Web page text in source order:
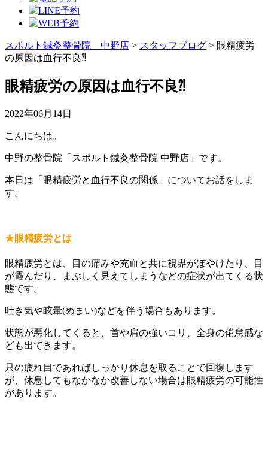
スポルト鍼灸整骨院 中野店 > スタッフブログ > 眼精疲労
の原因は血行不良⁈
眼精疲労の原因は血行不良⁈
2022年06月14日
こんにちは。
中野の整骨院「スポルト鍼灸整骨院 中野店」です。
本日は「眼精疲労と血行不良の関係」についてお話をしま
す。
★眼精疲労とは
眼精疲労とは、目の痛みや充血と共に視界がぼやけたり、目
が霞んだり、まぶしく見えてしまうなどの症状が出てくる状
態です。
吐き気や眩暈(めまい)などを伴う場合もあります。
状態が悪化してくると、首や肩の強いコリ、全身の倦怠感な
ども出てきます。
只の疲れ目であればしっかり休息を取ることで回復します
が、休息してもなかなか改善しない場合は眼精疲労の可能性
があります。